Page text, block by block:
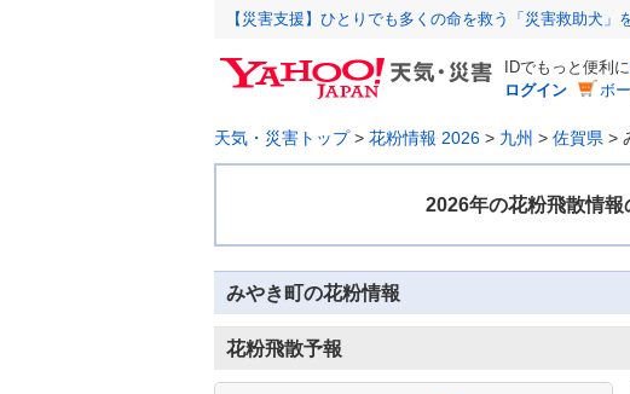
【災害支援】ひとりでも多くの命を救う「災害救助犬」
IDでもっと便利に
ログイン
ボ
天気・災害トップ> 花粉情報 2026 > 九州 > 佐賀県 >
みやき町の花粉情報
花粉飛散予報